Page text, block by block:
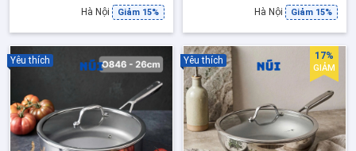
Hà Nội Giảm 15% Hà Nội Giảm 15%
Yêu thích Yêu thích 17%
GIẢM